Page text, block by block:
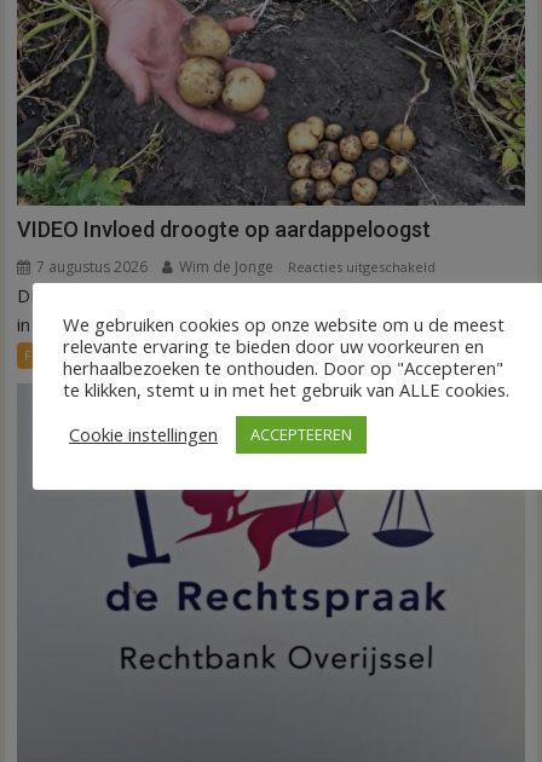
VIDEO Invloed droogte op aardappeloogst
7 augustus 2026 Wim de Jonge Reacties uitgeschakeld
Invloed
droogte
op
aardappeloogst
DEDEMSVAART – De extreme droogte van deze zomer laat
in de akkerbouw zijn sporen na. Vooral...
FRONTPAGE Nieuws
We gebruiken cookies op onze website om u de meest
relevante ervaring te bieden door uw voorkeuren en
herhaalbezoeken te onthouden. Door op "Accepteren"
te klikken, stemt u in met het gebruik van ALLE cookies.
Cookie instellingen
ACCEPTEEREN